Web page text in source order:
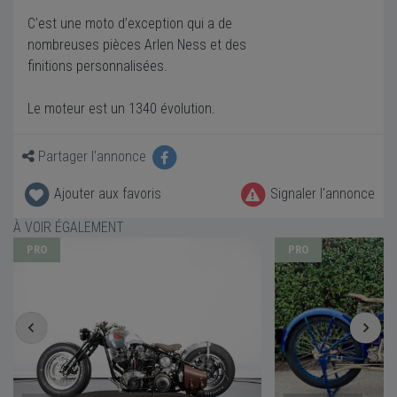
C’est une moto d’exception qui a de
nombreuses pièces Arlen Ness et des
finitions personnalisées.
Le moteur est un 1340 évolution.
Partager l'annonce
Ajouter aux favoris
Signaler l'annonce
À VOIR ÉGALEMENT
PRO PRO